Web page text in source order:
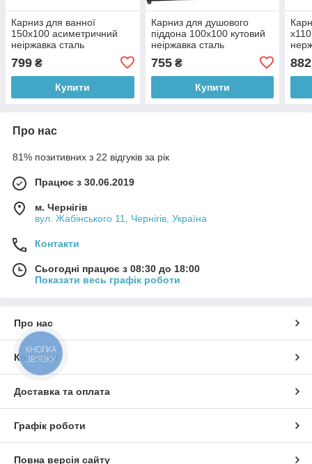
Карниз для ванної
150х100 асиметричний
неіржавка сталь
799 ₴
Купити
Карниз для душового
піддона 100х100 кутовий
неіржавка сталь
755₴
Купити
882
Про нас
81% позитивних з 22 відгуків за рік
Працює з 30.06.2019
м. Чернігів
вул. Жабінського 11, Чернігів, Україна
Контакти
Сьогодні працює з 08:30 до 18:00
Показати весь графік роботи
Про нас
Контакти
Доставка та оплата
Графік роботи
Повна версія сайту
КНОПКА
ЗВ'ЯЗКУ